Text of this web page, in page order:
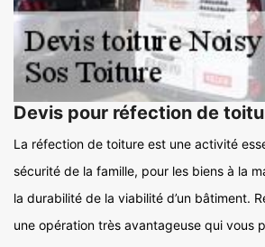
Devis pour réfection de
La réfection de toiture est une activité
sécurité de la famille, pour les biens à la
la durabilité de la viabilité d’un bâtiment.
une opération très avantageuse qui vous